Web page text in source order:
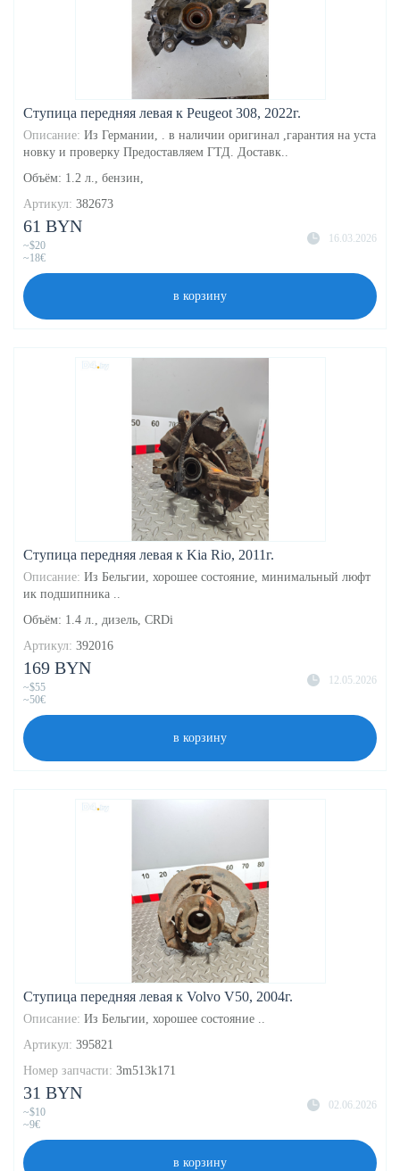
Ступица передняя левая к Peugeot 308, 2022г.
Описание: Из Германии, . в наличии оригинал ,гарантия на уста
новку и проверку Предоставляем ГТД. Доставк..
Объём: 1.2 л., бензин,
Артикул: 382673
16.03.2026
61 BYN
~$20
~18€
в корзину
Ступица передняя левая к Kia Rio, 2011г.
Описание: Из Бельгии, хорошее состояние, минимальный люфт
ик подшипника ..
Объём: 1.4 л., дизель, CRDi
Артикул: 392016
12.05.2026
169 BYN
~$55
~50€
в корзину
Ступица передняя левая к Volvo V50, 2004г.
Описание: Из Бельгии, хорошее состояние ..
Артикул: 395821
Номер запчасти: 3m513k171
02.06.2026
31 BYN
~$10
~9€
в корзину